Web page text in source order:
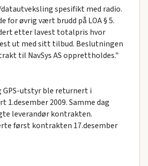
spesifikt med radio.
for øvrig vært brudd på LOA § 5.
etter lavest totalpris hvor
ut med sitt tilbud. Beslutningen
til NavSys AS opprettholdes."
GPS-utstyr ble returnert i
1.desember 2009. Samme dag
leverandør kontrakten.
først kontrakten 17.desember